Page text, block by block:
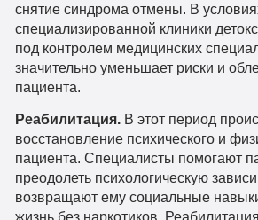
снятие синдрома отмены. В
специализированной клиники
под контролем медицинских
значительно уменьшает риски и
пациента.
Реабилитация.В этот период
восстановление психического и
пациента. Специалисты помогают
преодолеть психологическую
возвращают ему социальные
жизнь без наркотиков.